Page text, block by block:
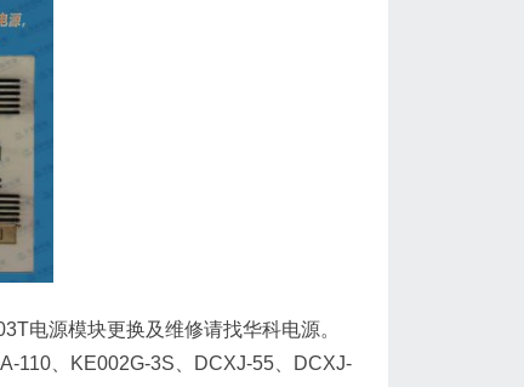
电源模块更换及维修请找华科电源。
110、KE002G-3S、DCXJ-55、DCXJ-